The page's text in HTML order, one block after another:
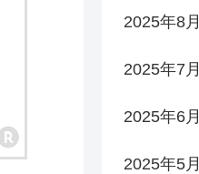
2025年8月
2025年7月
2025年6月
2025年5月